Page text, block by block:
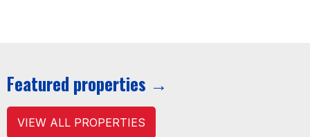
Featured properties →
VIEW ALL PROPERTIES